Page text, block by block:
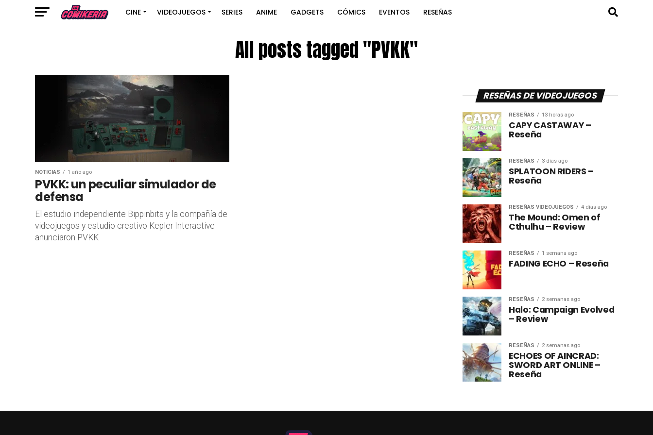
CINE VIDEOJUEGOS SERIES ANIME GADGETS CÓMICS EVENTOS RESEÑAS
All posts tagged "PVKK"
NOTICIAS 1 año ago
PVKK: un peculiar simulador de
defensa
El estudio independiente Bippinbits y la compañía de
videojuegos y estudio creativo Kepler Interactive
anunciaron PVKK
RESEÑAS DE VIDEOJUEGOS
RESEÑAS 13 horas ago
CAPY CASTAWAY –
Reseña
RESEÑAS 3 días ago
SPLATOON RIDERS –
Reseña
RESEÑAS VIDEOJUEGOS 4 días ago
The Mound: Omen of
Cthulhu – Review
RESEÑAS 1 semana ago
FADING ECHO – Reseña
RESEÑAS 2 semanas ago
Halo: Campaign Evolved
– Review
RESEÑAS 2 semanas ago
ECHOES OF AINCRAD:
SWORD ART ONLINE –
Reseña